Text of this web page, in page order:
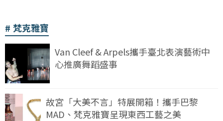
梵克雅寶
Van Cleef & Arpels攜手臺北表演藝術中
心推廣舞蹈盛事
故宮「大美不言」特展開箱！攜手巴黎
MAD、梵克雅寶呈現東西工藝之美